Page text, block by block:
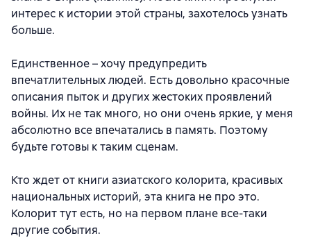
интерес к истории этой страны, захотелось узнать
больше.
Единственное – хочу предупредить
впечатлительных людей. Есть довольно красочные
описания пыток и других жестоких проявлений
войны. Их не так много, но они очень яркие, у меня
абсолютно все впечатались в память. Поэтому
будьте готовы к таким сценам.
Кто ждет от книги азиатского колорита, красивых
национальных историй, эта книга не про это.
Колорит тут есть, но на первом плане все-таки
другие события.